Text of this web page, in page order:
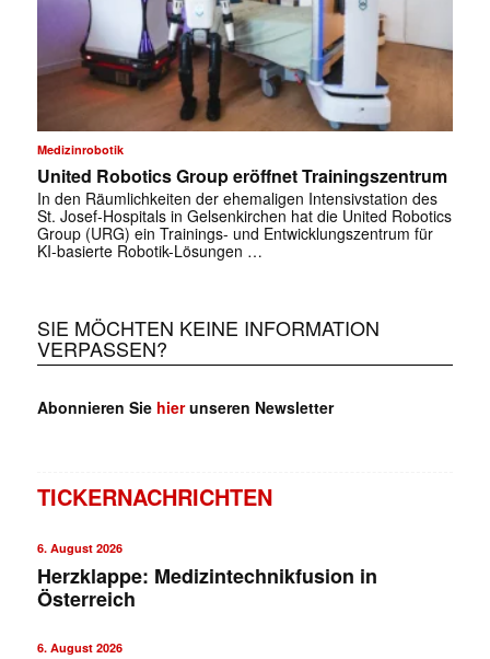
Medizinrobotik
United Robotics Group eröffnet Trainingszentrum
In den Räumlichkeiten der ehemaligen Intensivstation des
St. Josef-Hospitals in Gelsenkirchen hat die United Robotics
Group (URG) ein Trainings- und Entwicklungszentrum für
KI-basierte Robotik-Lösungen …
SIE MÖCHTEN KEINE INFORMATION
VERPASSEN?
Abonnieren Sie hierunseren Newsletter
TICKERNACHRICHTEN
6. August 2026
Herzklappe: Medizintechnikfusion in
Österreich
6. August 2026